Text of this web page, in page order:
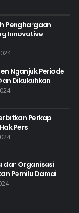
Penghargaan
Innovative
Nganjuk Periode
Dikukuhkan
Perkap
Pers
dan Organisasi
Pemilu Damai